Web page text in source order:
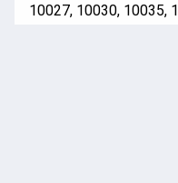
10027, 10030, 10035,